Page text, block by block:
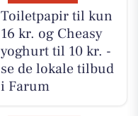
Toiletpapir til kun
16 kr. og Cheasy
yoghurt til 10 kr. -
se de lokale tilbud
i Farum